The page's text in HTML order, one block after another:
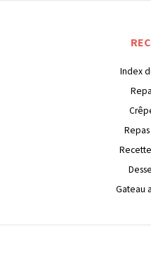
Index
Gateau